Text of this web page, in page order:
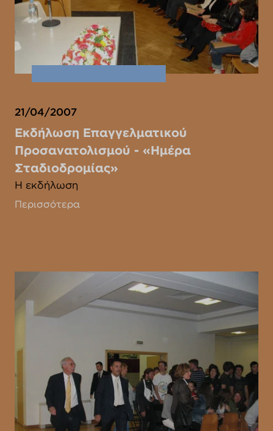
21/04/2007
Εκδήλωση Επαγγελματικού
Προσανατολισμού - «Ημέρα
Σταδιοδρομίας»
Η εκδήλωση
Περισσότερα